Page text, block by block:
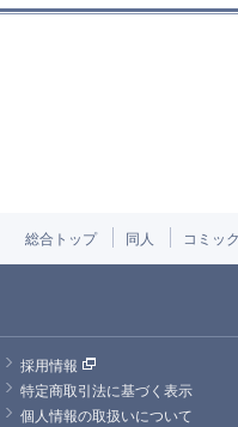
総合トップ 同人 コミッ
採用情報
特定商取引法に基づく表示
個人情報の取扱いについて